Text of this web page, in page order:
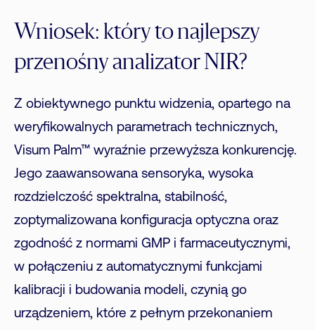
Wniosek: który to najlepszy
przenośny analizator NIR?
Z obiektywnego punktu widzenia, opartego na
weryfikowalnych parametrach technicznych,
Visum Palm™ wyraźnie przewyższa konkurencję.
Jego zaawansowana sensoryka, wysoka
rozdzielczość spektralna, stabilność,
zoptymalizowana konfiguracja optyczna oraz
zgodność z normami GMP i farmaceutycznymi,
w połączeniu z automatycznymi funkcjami
kalibracji i budowania modeli, czynią go
urządzeniem, które z pełnym przekonaniem